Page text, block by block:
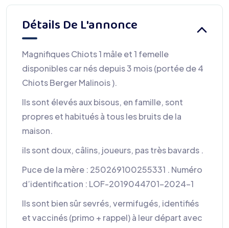
Détails De L'annonce
Magnifiques Chiots 1 mâle et 1 femelle
disponibles car nés depuis 3 mois (portée de 4
Chiots Berger Malinois ).
Ils sont élevés aux bisous, en famille, sont
propres et habitués à tous les bruits de la
maison.
ils sont doux, câlins, joueurs, pas très bavards .
Puce de la mère : 250269100255331 . Numéro
d’identification : LOF-2019044701-2024-1
Ils sont bien sûr sevrés, vermifugés, identifiés
et vaccinés (primo + rappel) à leur départ avec